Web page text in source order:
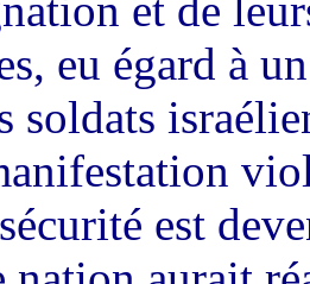
eu égard à
soldats
est